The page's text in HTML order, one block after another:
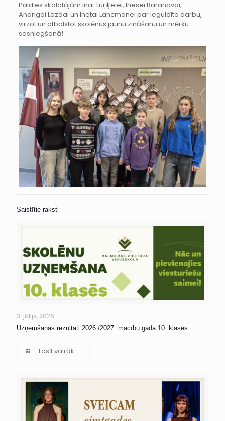
Paldies skolotājām Inai Tuņķelei, Inesei Baranovai,
Andrigai Lozdai un Inetai Lancmanei par ieguldīto darbu,
virzot un atbalstot skolēnus jaunu zināšanu un mērķu
sasniegšanā!
Saistītie raksti
3. jūlijs, 2026
Uzņemšanas rezultāti 2026./2027. mācību gada 10. klasēs
Lasīt vairāk...